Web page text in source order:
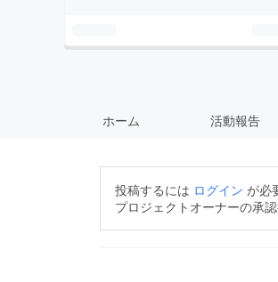
ホーム 活動報告
投稿するには ログイン が必
プロジェクトオーナーの承